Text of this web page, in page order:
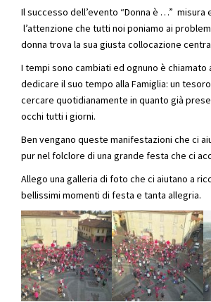
Il successo dell’evento “Donna è …” misura
l’attenzione che tutti noi poniamo ai
donna trova la sua giusta collocazione
I tempi sono cambiati ed ognuno è chiamato
dedicare il suo tempo alla Famiglia: un
cercare quotidianamente in quanto già
occhi tutti i giorni.
Ben vengano queste manifestazioni che ci
pur nel folclore di una grande festa che ci
Allego una galleria di foto che ci aiutano a
bellissimi momenti di festa e tanta allegria.